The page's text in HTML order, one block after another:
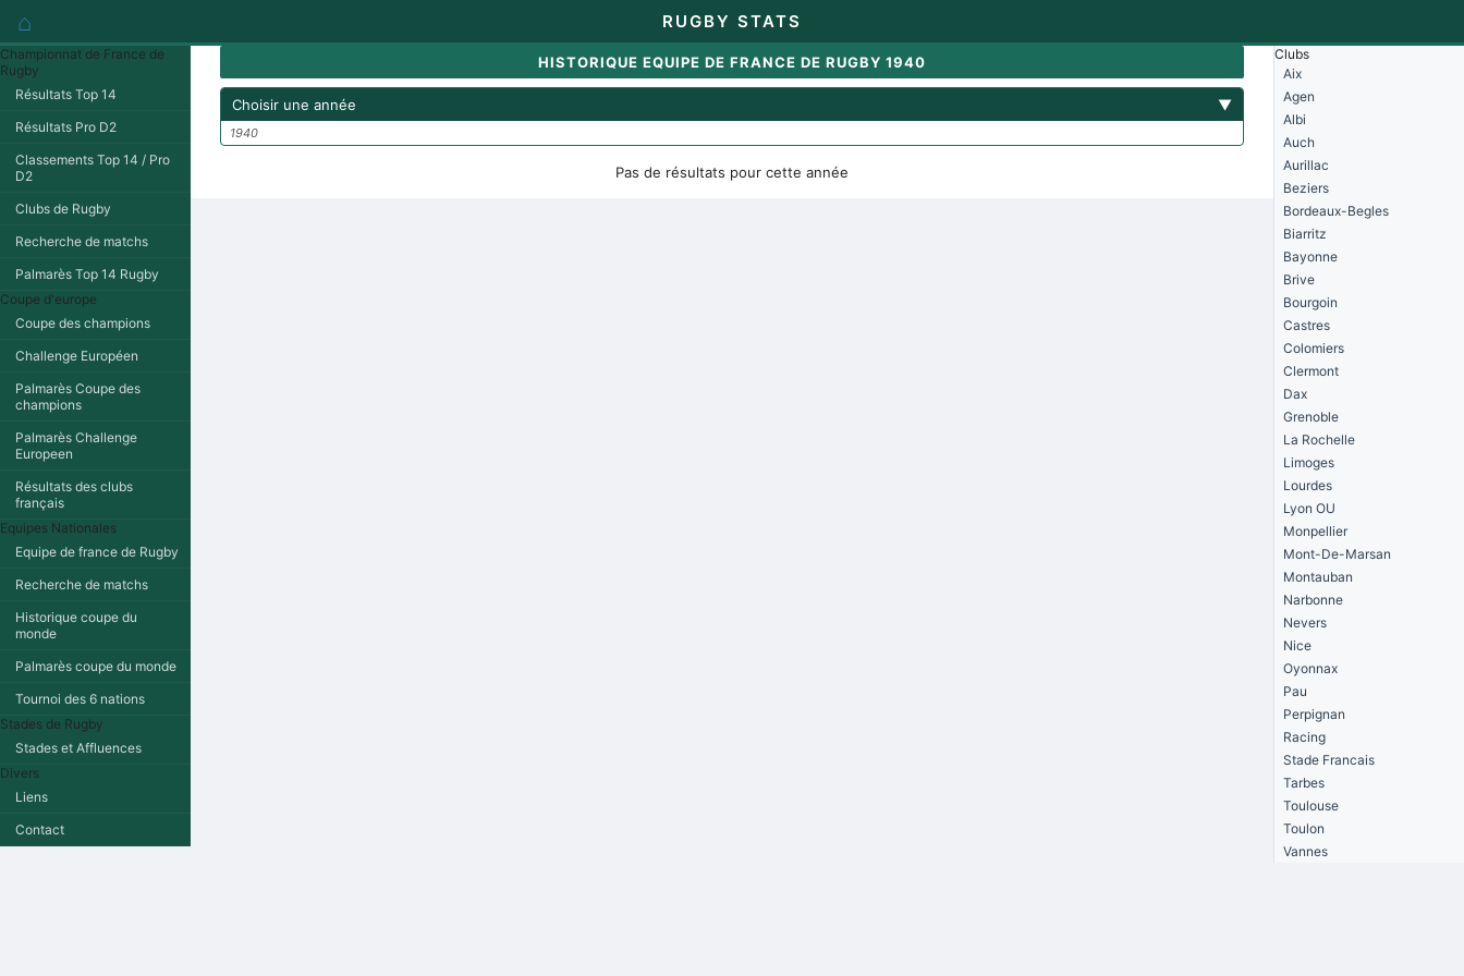
⌂ RUGBY STATS
Championnat de France de
Rugby
Résultats Top 14
Résultats Pro D2
Classements Top 14 / Pro
D2
Clubs de Rugby
Recherche de matchs
Palmarès Top 14 Rugby
Coupe d'europe
Coupe des champions
Challenge Européen
Palmarès Coupe des
champions
Palmarès Challenge
Europeen
Résultats des clubs
français
Equipes Nationales
Equipe de france de Rugby
Recherche de matchs
Historique coupe du
monde
Palmarès coupe du monde
Tournoi des 6 nations
Stades de Rugby
Stades et Affluences
Divers
Liens
Contact
HISTORIQUE EQUIPE DE FRANCE DE RUGBY 1940
Choisir une année ▼
1940
Pas de résultats pour cette année
Clubs
Aix
Agen
Albi
Auch
Aurillac
Beziers
Bordeaux-Begles
Biarritz
Bayonne
Brive
Bourgoin
Castres
Colomiers
Clermont
Dax
Grenoble
La Rochelle
Limoges
Lourdes
Lyon OU
Monpellier
Mont-De-Marsan
Montauban
Narbonne
Nevers
Nice
Oyonnax
Pau
Perpignan
Racing
Stade Francais
Tarbes
Toulouse
Toulon
Vannes